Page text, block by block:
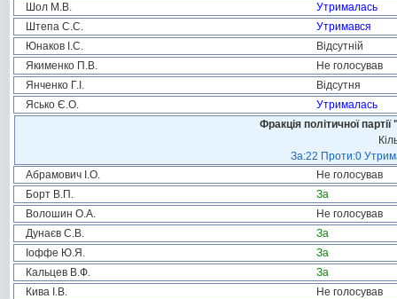
Шол М.В.
Утрималась
Штепа С.С.
Утримався
Юнаков І.С.
Відсутній
Якименко П.В.
Не голосував
Янченко Г.І.
Відсутня
Ясько Є.О.
Утрималась
Фракція політичної
За:22 Проти:0
Абрамович І.О.
Не голосував
Борт В.П.
За
Волошин О.А.
Не голосував
Дунаєв С.В.
За
Іоффе Ю.Я.
За
Кальцев В.Ф.
За
Кива І.В.
Не голосував